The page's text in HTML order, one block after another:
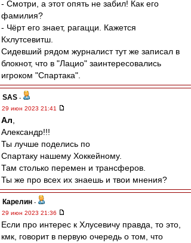
- Смотри, а этот опять не забил! Как его
фамилия?
- Чёрт его знает, рагацци. Кажется
Кхлутсевитш.
Сидевший рядом журналист тут же записал в
блокнот, что в "Лацио" заинтересовались
игроком "Спартака".
SAS -
29 июн 2023 21:41
Ал
Александр!!!
Ты лучше поделись по
Спартаку нашему Хоккейному.
Там столько перемен и трансферов.
Ты же про всех их знаешь и твои мнения?
Карелин -
29 июн 2023 21:36
Если про интерес к Хлусевичу правда, то это,
кмк, говорит в первую очередь о том, что